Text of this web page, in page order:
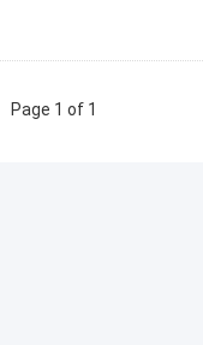
Page 1 of 1